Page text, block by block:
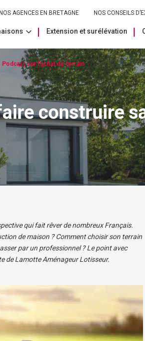
AGENCES EN BRETAGNE NOS CONSEILS
Extension et surélévation
Podcast sur l'achat de terrain
construire
qui fait rêver de nombreux Français.
de maison ? Comment choisir son terrain
par un professionnel ? Le point avec
de Lamotte Aménageur Lotisseur.